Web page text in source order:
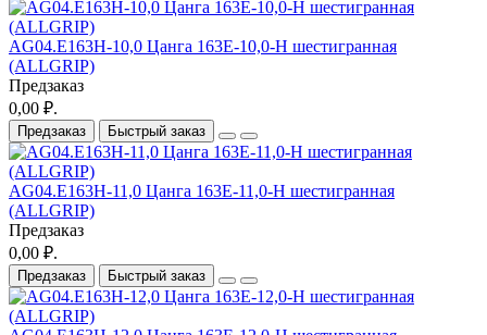
AG04.E163H-10,0 Цанга 163E-10,0-H шестигранная
(ALLGRIP)
Предзаказ
0,00 ₽.
Предзаказ Быстрый заказ
AG04.E163H-11,0 Цанга 163E-11,0-H шестигранная
(ALLGRIP)
Предзаказ
0,00 ₽.
Предзаказ Быстрый заказ